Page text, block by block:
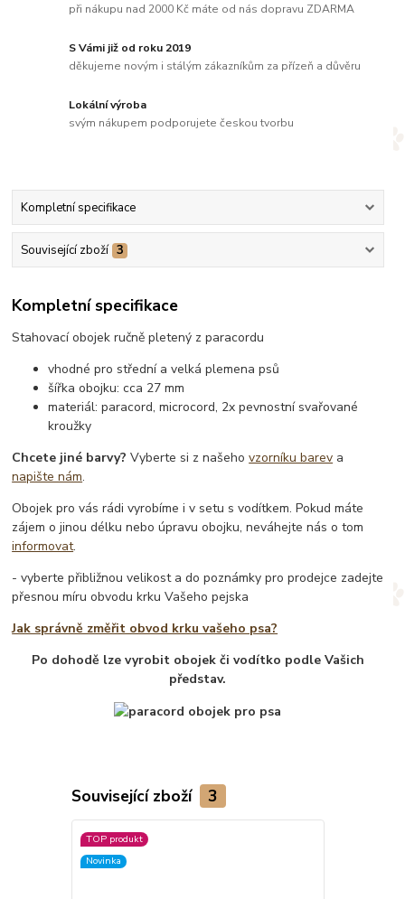
při nákupu nad 2000 Kč máte od nás dopravu ZDARMA
S Vámi již od roku 2019
děkujeme novým i stálým zákazníkům za přízeň a důvěru
Lokální výroba
svým nákupem podporujete českou tvorbu
Kompletní specifikace
Související zboží 3
Kompletní specifikace
Stahovací obojek ručně pletený z paracordu
vhodné pro střední a velká plemena psů
šířka obojku: cca 27 mm
materiál: paracord, microcord, 2x pevnostní svařované
kroužky
Chcete jiné barvy? Vyberte si z našehovzorníku barev a
napište nám.
Obojek pro vás rádi vyrobíme i v setu s vodítkem. Pokud máte
zájem o jinou délku nebo úpravu obojku, neváhejte nás o tom
informovat.
- vyberte přibližnou velikost a do poznámky pro prodejce zadejte
přesnou míru obvodu krku Vašeho pejska
Jak správně změřit obvod krku vašeho psa?
Po dohodě lze vyrobit obojek či vodítko podle Vašich
představ.
Související zboží 3
TOP produkt
Novinka